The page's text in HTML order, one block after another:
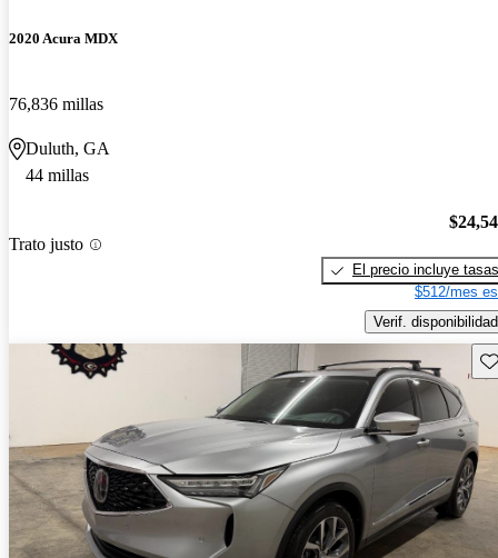
2020 Acura MDX
76,836 millas
Duluth, GA
44 millas
Trato justo
El precio incluye tasas
$512/mes
Verif. disponibilidad